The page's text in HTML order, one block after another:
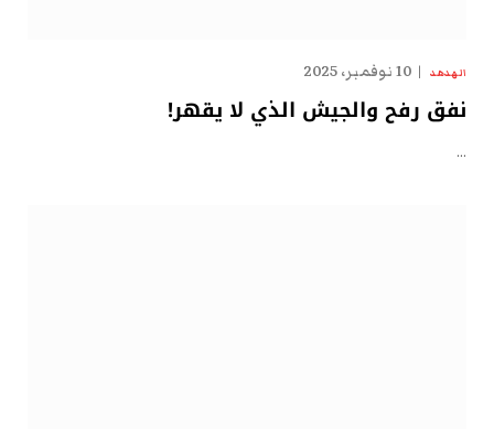
الهدهد 10 نوفمبر، 2025
نفق رفح والجيش الذي لا يقهر!
…